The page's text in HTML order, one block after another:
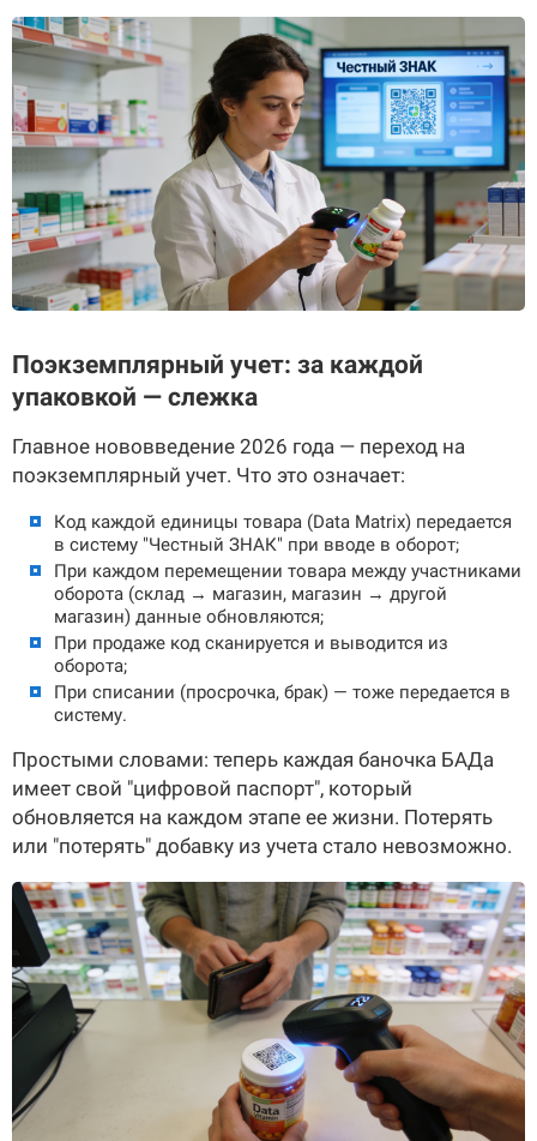
Поэкземплярный учет: за каждой
упаковкой — слежка
Главное нововведение 2026 года — переход на
поэкземплярный учет. Что это означает:
Код каждой единицы товара (Data Matrix) передается
в систему "Честный ЗНАК" при вводе в оборот;
При каждом перемещении товара между участниками
оборота (склад → магазин, магазин → другой
магазин) данные обновляются;
При продаже код сканируется и выводится из
оборота;
При списании (просрочка, брак) — тоже передается в
систему.
Простыми словами: теперь каждая баночка БАДа
имеет свой "цифровой паспорт", который
обновляется на каждом этапе ее жизни. Потерять
или "потерять" добавку из учета стало невозможно.